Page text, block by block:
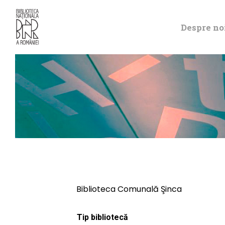
Despre
Biblioteca Comunală Şinca
Tip bibliotecă